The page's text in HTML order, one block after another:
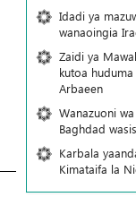
Idadi ya
wanaoingia
Zaidi ya
kutoa
Arbaeen
Wanazuoni
Baghdad
Karbala
Kimataifa la